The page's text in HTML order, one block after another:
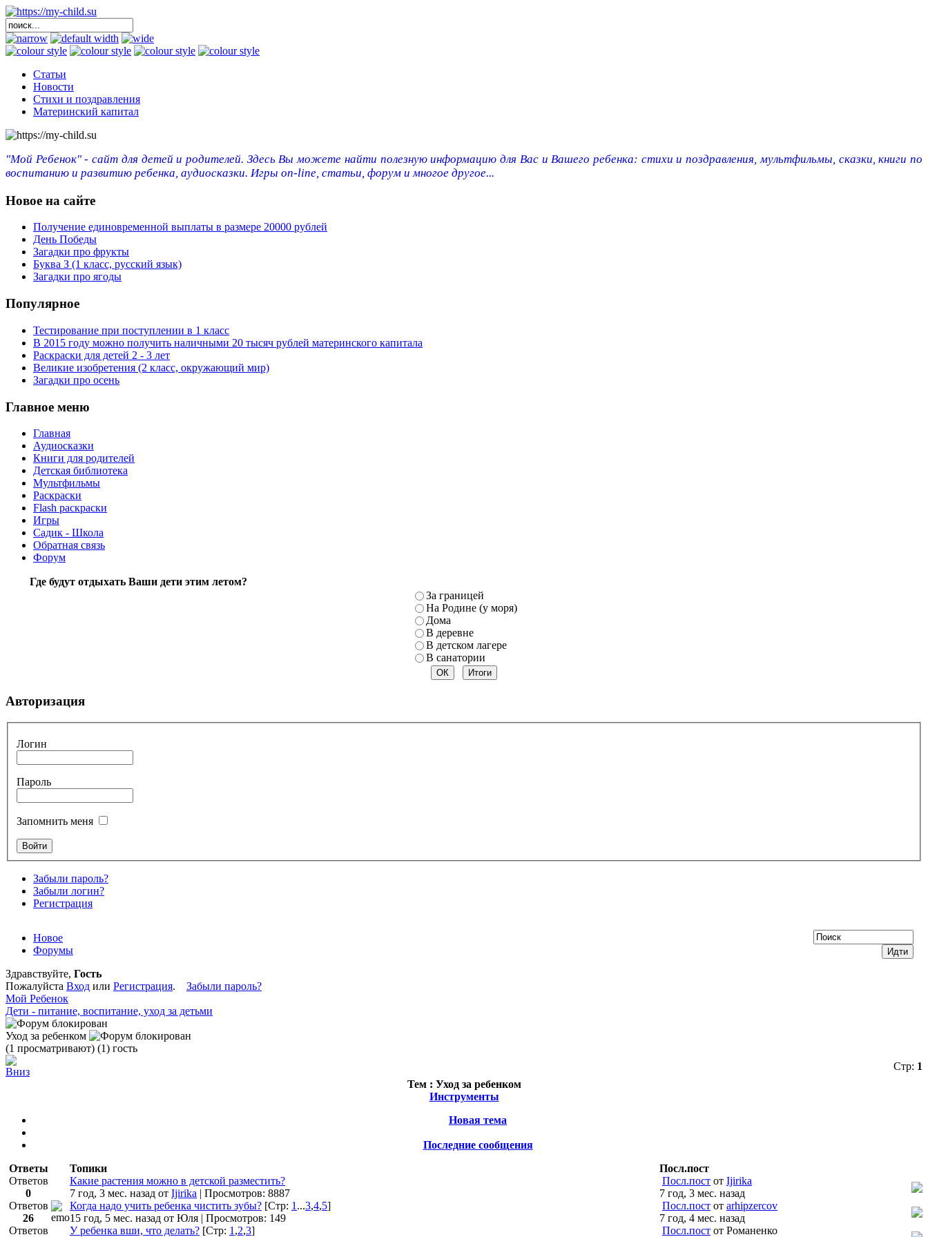
Статьи
Новости
Стихи и поздравления
Материнский капитал
"Мой Ребенок" - сайт для детей и родителей. Здесь Вы можете найти полезную информацию для Вас и Вашего ребенка: стихи и поздравления, мультфильмы, сказки, книги по
воспитанию и развитию ребенка, аудиосказки. Игры on-line, статьи, форум и многое другое...
Новое на сайте
Получение единовременной выплаты в размере 20000 рублей
День Победы
Загадки про фрукты
Буква З (1 класс, русский язык)
Загадки про ягоды
Популярное
Тестирование при поступлении в 1 класс
В 2015 году можно получить наличными 20 тысяч рублей материнского капитала
Раскраски для детей 2 - 3 лет
Великие изобретения (2 класс, окружающий мир)
Загадки про осень
Главное меню
Главная
Аудиосказки
Книги для родителей
Детская библиотека
Мультфильмы
Раскраски
Flash раскраски
Игры
Садик - Школа
Обратная связь
Форум
Где будут отдыхать Ваши дети этим летом?
За границей
На Родине (у моря)
Дома
В деревне
В детском лагере
В санатории
Авторизация
Логин
Пароль
Запомнить меня
Забыли пароль?
Забыли логин?
Регистрация
Новое
Форумы
Здравствуйте, Гость
Пожалуйста Вход или Регистрация. Забыли пароль?
Мой Ребенок
Дети - питание, воспитание, уход за детьми
Уход за ребенком
(1 просматривают) (1) гость
Стр: 1
Тем : Уход за ребенком
Инструменты
Новая тема
Последние сообщения
Ответы
Топики
Посл.пост
Ответов
0
Какие растения можно в детской разместить?
7 год, 3 мес. назад от Ijirika | Просмотров: 8887
Посл.пост от Ijirika
7 год, 3 мес. назад
Ответов
26
Когда надо учить ребенка чистить зубы? [Стр: 1 ...3,4,5]
15 год, 5 мес. назад от Юля | Просмотров: 149
Посл.пост от arhipzercov
7 год, 4 мес. назад
Ответов
У ребенка вши, что делать? [Стр: 1 ,2,3] Посл.пост от Романенко